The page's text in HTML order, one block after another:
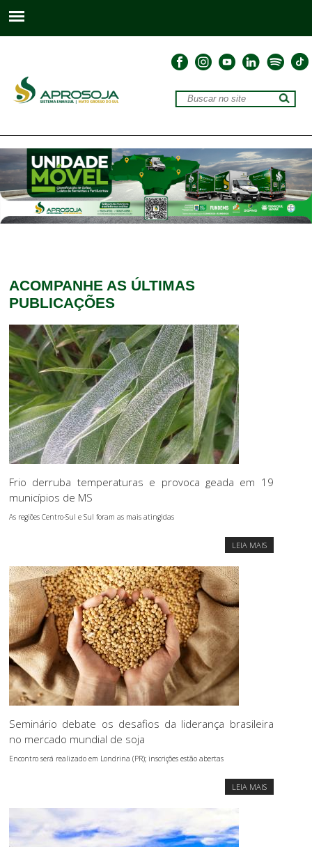
ACOMPANHE AS ÚLTIMAS
PUBLICAÇÕES
Frio derruba temperaturas e provoca geada em 19
municípios de MS
As regiões Centro-Sul e Sul foram as mais atingidas
LEIA MAIS
Seminário debate os desafios da liderança brasileira
no mercado mundial de soja
Encontro será realizado em Londrina (PR); inscrições estão abertas
LEIA MAIS